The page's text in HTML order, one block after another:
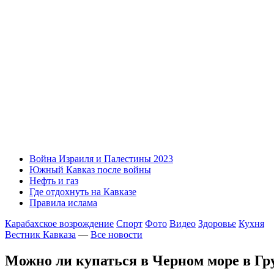
Война Израиля и Палестины 2023
Южный Кавказ после войны
Нефть и газ
Где отдохнуть на Кавказе
Правила ислама
Карабахское возрождение Спорт Фото Видео Здоровье Кухня
Вестник Кавказа — Все новости
Можно ли купаться в Черном море в